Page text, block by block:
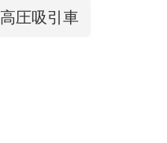
高圧吸引車